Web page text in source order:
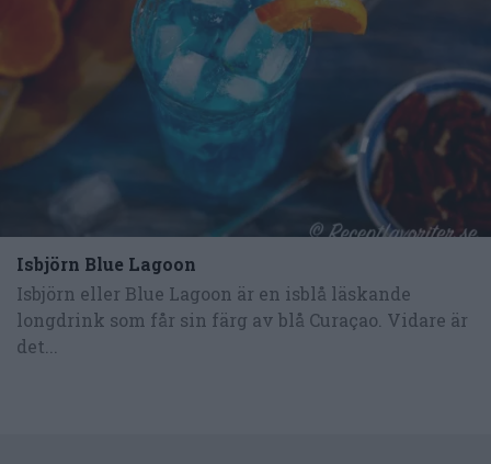
Isbjörn Blue Lagoon
Isbjörn eller Blue Lagoon är en isblå läskande
longdrink som får sin färg av blå Curaçao. Vidare är
det...